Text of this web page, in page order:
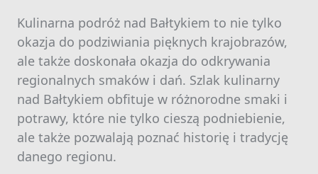
Kulinarna podróż nad Bałtykiem to nie tylko
okazja do podziwiania pięknych krajobrazów,
ale także doskonała okazja do odkrywania
regionalnych smaków i dań. Szlak kulinarny
nad Bałtykiem obfituje w różnorodne smaki i
potrawy, które nie tylko cieszą podniebienie,
ale także pozwalają poznać historię i tradycję
danego regionu.